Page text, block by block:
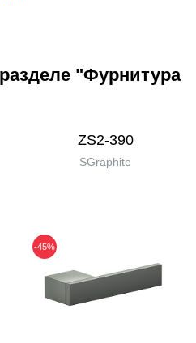
"Фурнитура
ZS2-390
SGraphite
-45%